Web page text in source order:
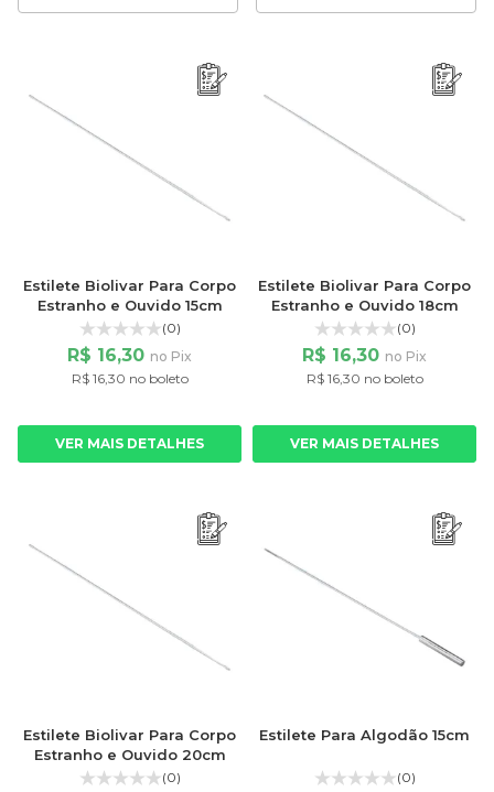
Estilete Biolivar Para Corpo
Estranho e Ouvido 15cm
(0)
R$ 16,30 no Pix
R$ 16,30 no boleto
VER MAIS DETALHES
Estilete Biolivar Para Corpo
Estranho e Ouvido 18cm
(0)
R$ 16,30 no Pix
R$ 16,30 no boleto
VER MAIS DETALHES
Estilete Biolivar Para Corpo
Estranho e Ouvido 20cm
(0)
Estilete Para Algodão 15cm
(0)